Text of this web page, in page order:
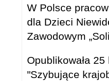
W Polsce
dla Dzieci
Zawodowym
Opublikowała
"Szybujące